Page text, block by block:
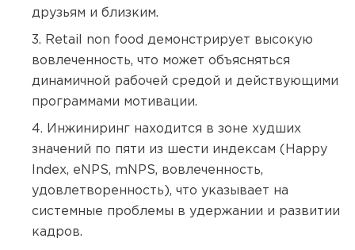
друзьям и близким.
Retail non food демонстрирует высокую
вовлеченность, что может объясняться
динамичной рабочей средой и действующими
программами мотивации.
Инжиниринг находится в зоне худших
значений по пяти из шести индексам (Happy
Index, eNPS, mNPS, вовлеченность,
удовлетворенность), что указывает на
системные проблемы в удержании и развитии
кадров.